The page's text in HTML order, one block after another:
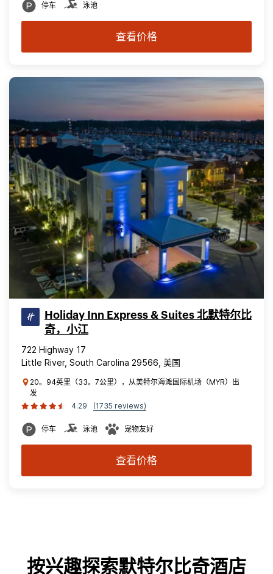
停车 泳池
查看价格
Holiday Inn Express & Suites 北默特尔比
奇，小江
722 Highway 17
Little River, South Carolina 29566, 美国
20。94英里（33。7公里），从美特尔海滩国际机场（MYR）出
发
4.29
(1735 reviews)
停车 泳池 宠物友好
查看价格
按兴趣探索默特尔比奇酒店